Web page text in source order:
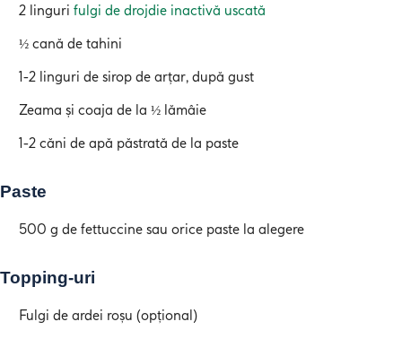
2 linguri fulgi de drojdie inactivă uscată
½ cană de tahini
1-2 linguri de sirop de arțar, după gust
Zeama și coaja de la ½ lămâie
1-2 căni de apă păstrată de la paste
Paste
500 g de fettuccine sau orice paste la alegere
Topping-uri
Fulgi de ardei roșu (opțional)